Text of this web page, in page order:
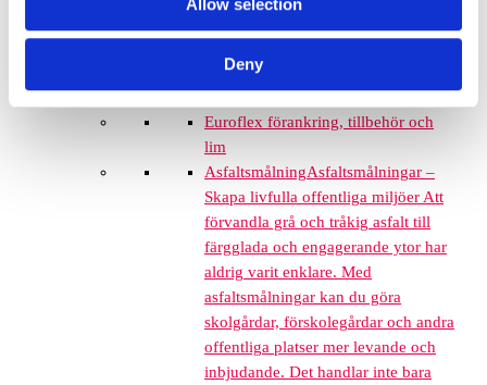
Deny
Konstgräs
Corkeen
Euroflex förankring, tillbehör och
lim
AsfaltsmålningAsfaltsmålningar –
Skapa livfulla offentliga miljöer Att
förvandla grå och tråkig asfalt till
färgglada och engagerande ytor har
aldrig varit enklare. Med
asfaltsmålningar kan du göra
skolgårdar, förskolegårdar och andra
offentliga platser mer levande och
inbjudande. Det handlar inte bara